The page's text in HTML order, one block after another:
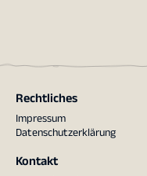
Rechtliches
Impressum
Datenschutzerklärung
Kontakt